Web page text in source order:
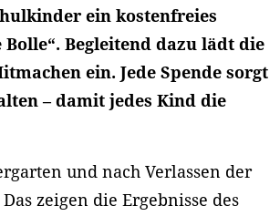
ein kostenfreies
Begleitend dazu lädt die
ein. Jede Spende sorgt
– damit jedes Kind die
und nach Verlassen der
zeigen die Ergebnisse des